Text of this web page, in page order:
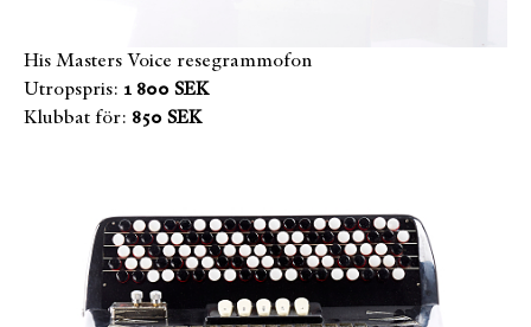
His Masters Voice resegrammofon
Utropspris: 1 800 SEK
Klubbat för: 850 SEK